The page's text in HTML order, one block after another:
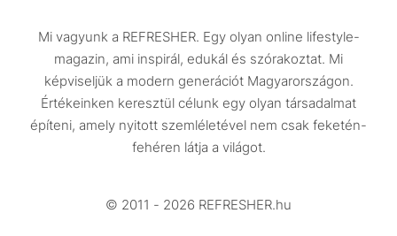
Utazás
Életmód
Design
Beszélgetések
Videó
Mi vagyunk a REFRESHER. Egy olyan online lifestyle-
magazin, ami inspirál, edukál és szórakoztat. Mi
képviseljük a modern generációt Magyarországon.
Értékeinken keresztül célunk egy olyan társadalmat
építeni, amely nyitott szemléletével nem csak feketén-
fehéren látja a világot.
© 2011 - 2026 REFRESHER.hu